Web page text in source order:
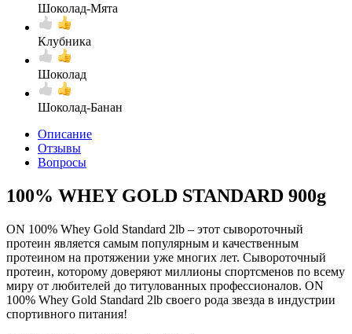
Шоколад-Мята
Клубника
Шоколад
Шоколад-Банан
Описание
Отзывы
Вопросы
100% WHEY GOLD STANDARD 900g
ON 100% Whey Gold Standard 2lb – этот сывороточный
протеин является самым популярным и качественным
протеином на протяжении уже многих лет. Сывороточный
протеин, которому доверяют миллионы спортсменов по всему
миру от любителей до титулованных профессионалов. ON
100% Whey Gold Standard 2lb своего рода звезда в индустрии
спортивного питания!